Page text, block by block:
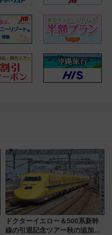
ドクターイエロー＆500系新幹
線の引退記念ツアー秋の追加企